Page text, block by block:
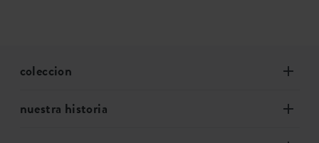
coleccion
nuestra historia